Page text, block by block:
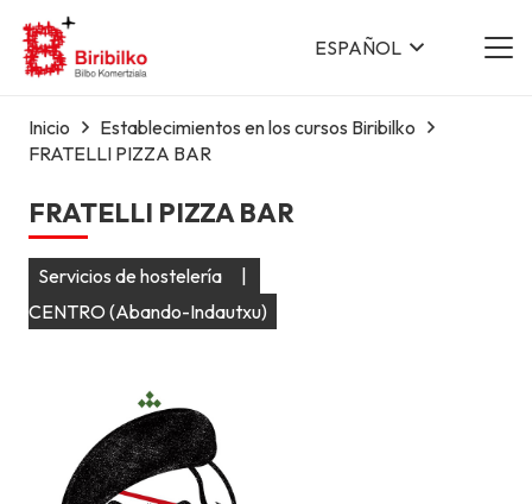
ESPAÑOL
Inicio
Establecimientos en los cursos Biribilko
FRATELLI PIZZA BAR
FRATELLI PIZZA BAR
Servicios de hostelería
|
CENTRO (Abando-Indautxu)